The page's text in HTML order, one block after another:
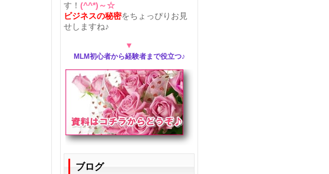
す！ (^^*)～☆
ビジネスの秘密をちょっぴりお見
せしますね♪
▼
MLM初心者から経験者まで役立つ♪
ブログ